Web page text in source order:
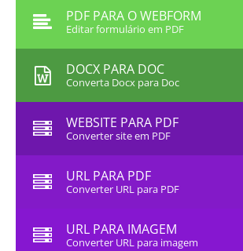
PDF PARA O WEBFORM
Editar formulário em PDF
DOCX PARA DOC
Converta Docx para Doc
WEBSITE PARA PDF
Converter site em PDF
URL PARA PDF
Converter URL para PDF
URL PARA IMAGEM
Converter URL para imagem